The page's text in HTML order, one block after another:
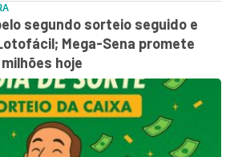
segundo sorteio seguido e
Mega-Sena promete
hoje